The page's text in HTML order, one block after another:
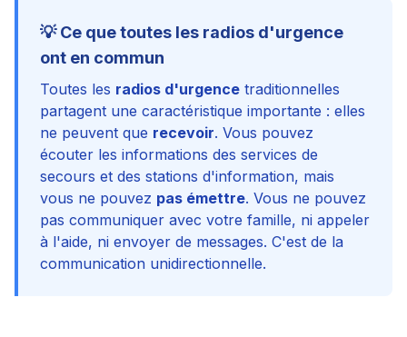
💡 Ce que toutes les radios d'urgence
ont en commun
Toutes les radios d'urgence traditionnelles
partagent une caractéristique importante : elles
ne peuvent que recevoir. Vous pouvez
écouter les informations des services de
secours et des stations d'information, mais
vous ne pouvez pas émettre. Vous ne pouvez
pas communiquer avec votre famille, ni appeler
à l'aide, ni envoyer de messages. C'est de la
communication unidirectionnelle.